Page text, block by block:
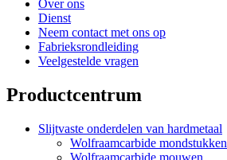
Over ons
Dienst
Neem contact met ons op
Fabrieksrondleiding
Veelgestelde vragen
Productcentrum
Slijtvaste onderdelen van hardmetaal
Wolfraamcarbide mondstukken
Wolfraamcarbide mouwen